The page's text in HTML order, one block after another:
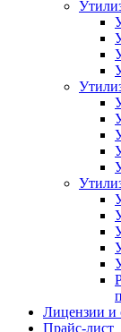
Лицензии и
Прайс-лист